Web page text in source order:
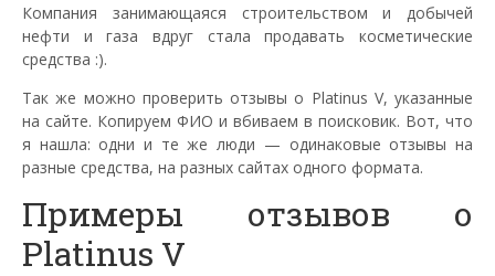
Компания занимающаяся строительством и добычей
нефти и газа вдруг стала продавать косметические
средства :).
Так же можно проверить отзывы о Platinus V, указанные
на сайте. Копируем ФИО и вбиваем в поисковик. Вот, что
я нашла: одни и те же люди — одинаковые отзывы на
разные средства, на разных сайтах одного формата.
Примеры отзывов о
Platinus V